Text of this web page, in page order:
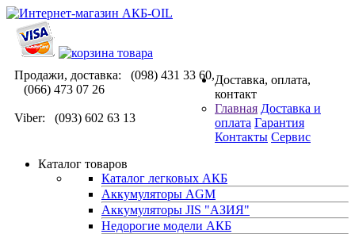
Продажи, доставка: (098) 431 33 60,
(066) 473 07 26
Viber: (093) 602 63 13
Доставка, оплата,
контакт
Главная Доставка и
оплата Гарантия
Контакты Сервис
Каталог товаров
Каталог легковых АКБ
Аккумуляторы AGM
Аккумуляторы JIS "АЗИЯ"
Недорогие модели АКБ